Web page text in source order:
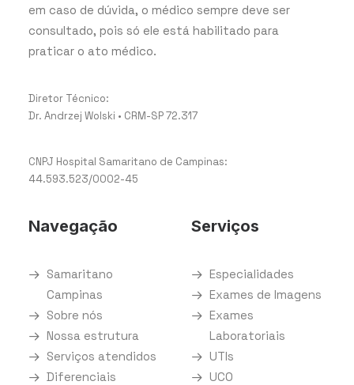
em caso de dúvida, o médico sempre deve ser
consultado, pois só ele está habilitado para
praticar o ato médico.
Diretor Técnico:
Dr. Andrzej Wolski • CRM-SP 72.317
CNPJ Hospital Samaritano de Campinas:
44.593.523/0002-45
Navegação
Samaritano
Campinas
Sobre nós
Nossa estrutura
Serviços atendidos
Diferenciais
Serviços
Especialidades
Exames de Imagens
Exames
Laboratoriais
UTIs
UCO